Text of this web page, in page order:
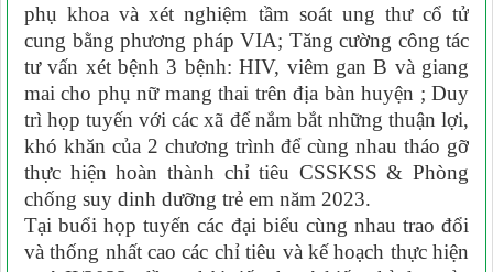
phụ khoa và xét nghiệm tầm soát ung thư cổ tử
cung bằng phương pháp VIA; Tăng cường công tác
tư vấn xét bệnh 3 bệnh: HIV, viêm gan B và giang
mai cho phụ nữ mang thai trên địa bàn huyện ; Duy
trì họp tuyến với các xã để nắm bắt những thuận lợi,
khó khăn của 2 chương trình để cùng nhau tháo gỡ
thực hiện hoàn thành chỉ tiêu CSSKSS & Phòng
chống suy dinh dưỡng trẻ em năm 2023.
Tại buổi họp tuyến các đại biểu cùng nhau trao đổi
và thống nhất cao các chỉ tiêu và kế hoạch thực hiện